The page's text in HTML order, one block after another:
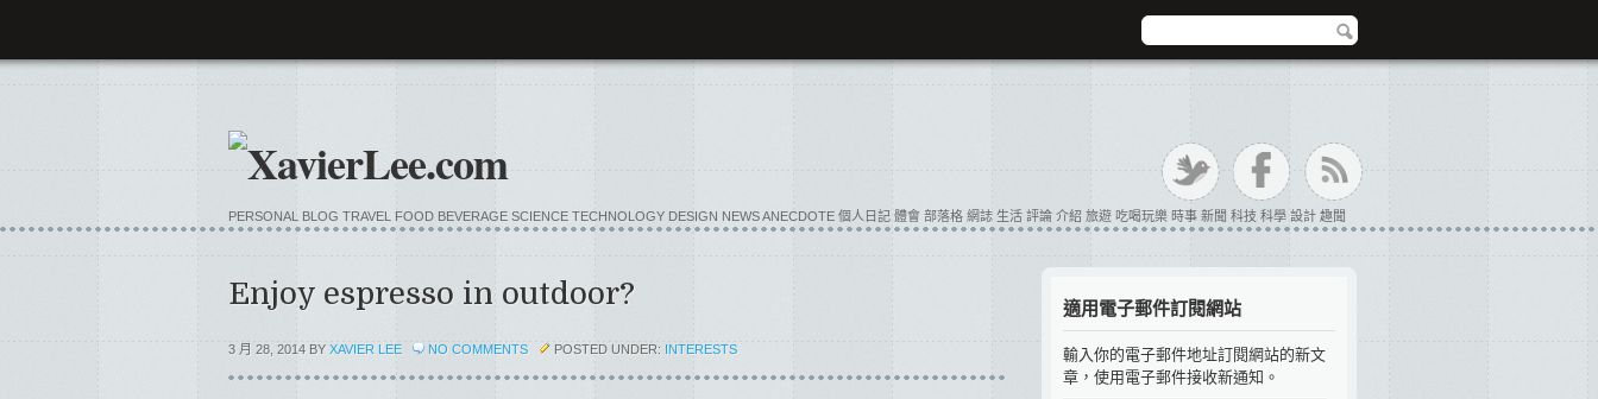
PERSONAL BLOG TRAVEL FOOD BEVERAGE SCIENCE TECHNOLOGY DESIGN NEWS ANECDOTE 個人日記 體會 部落格 網誌 生活 評論 介紹 旅遊 吃喝玩樂 時事 新聞 科技 科學 設計 趣聞
Enjoy espresso in outdoor?
3 月 28, 2014 BY XAVIER LEE NO COMMENTS POSTED UNDER: INTERESTS
適用電子郵件訂閱網站
輸入你的電子郵件地址訂閱網站的新文
章，使用電子郵件接收新通知。